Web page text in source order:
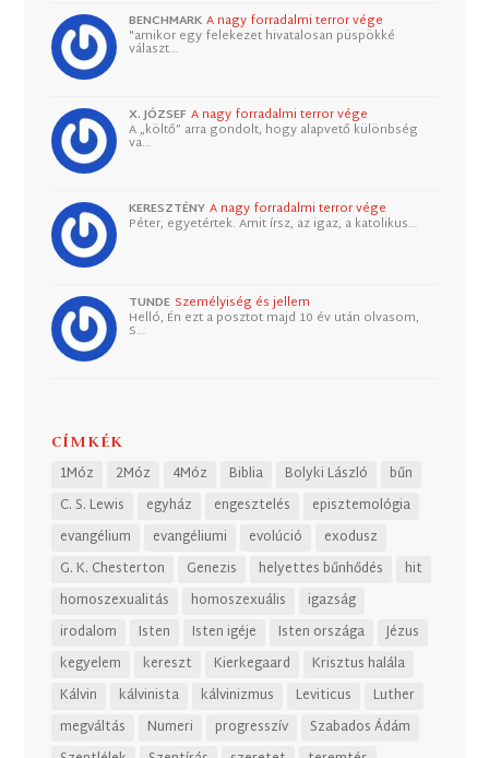
BENCHMARK A nagy forradalmi terror vége
"amikor egy felekezet hivatalosan püspökké
választ…
X. JÓZSEF A nagy forradalmi terror vége
A „költő” arra gondolt, hogy alapvető különbség
va…
KERESZTÉNY A nagy forradalmi terror vége
Péter, egyetértek. Amit írsz, az igaz, a katolikus…
TUNDE Személyiség és jellem
Helló, Én ezt a posztot majd 10 év után olvasom,
S…
CÍMKÉK
1Móz 2Móz 4Móz Biblia Bolyki László
bűn
C. S. Lewis
egyház engesztelés
episztemológia
evangélium
evangéliumi evolúció
exodusz
G. K. Chesterton
Genezis helyettes bűnhődés
hit
homoszexualitás
homoszexuális
igazság
irodalom
Isten Isten igéje Isten országa
Jézus
kegyelem
kereszt Kierkegaard
Krisztus halála
Kálvin
kálvinista kálvinizmus Leviticus
Luther
megváltás
Numeri progresszív
Szabados Ádám